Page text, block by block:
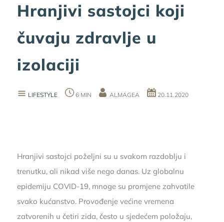
Hranjivi sastojci koji
čuvaju zdravlje u
izolaciji
LIFESTYLE 6 MIN ALMAGEA 20.11.2020
Hranjivi sastojci poželjni su u svakom razdoblju i
trenutku, ali nikad više nego danas. Uz globalnu
epidemiju COVID-19, mnoge su promjene zahvatile
svako kućanstvo. Provođenje većine vremena
zatvorenih u četiri zida, često u sjedećem položaju,